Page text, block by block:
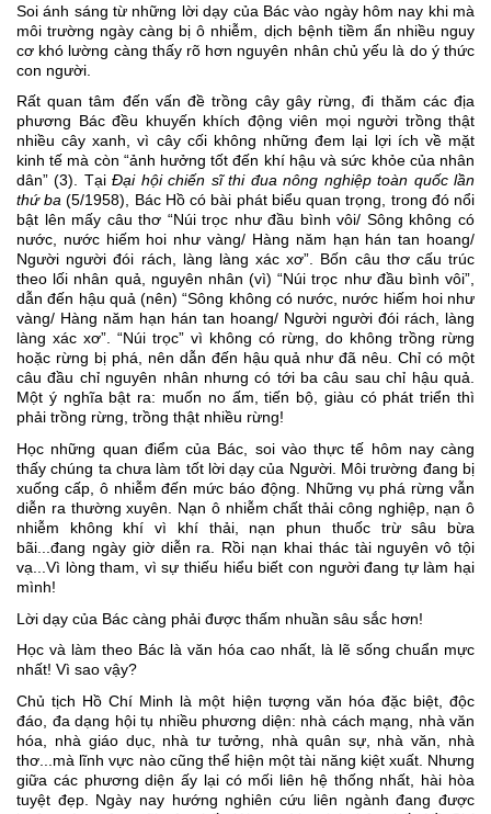
Soi ánh sáng từ những lời dạy của Bác vào ngày hôm nay khi mà
môi trường ngày càng bị ô nhiễm, dịch bệnh tiềm ẩn nhiều nguy
cơ khó lường càng thấy rõ hơn nguyên nhân chủ yếu là do ý thức
con người.
Rất quan tâm đến vấn đề trồng cây gây rừng, đi thăm các địa
phương Bác đều khuyến khích động viên mọi người trồng thật
nhiều cây xanh, vì cây cối không những đem lại lợi ích về mặt
kinh tế mà còn “ảnh hưởng tốt đến khí hậu và sức khỏe của nhân
dân” (3). Tại Đại hội chiến sĩ thi đua nông nghiệp toàn quốc lần
thứ ba (5/1958), Bác Hồ có bài phát biểu quan trọng, trong đó nổi
bật lên mấy câu thơ “Núi trọc như đầu bình vôi/ Sông không có
nước, nước hiếm hoi như vàng/ Hàng năm hạn hán tan hoang/
Người người đói rách, làng làng xác xơ”. Bốn câu thơ cấu trúc
theo lối nhân quả, nguyên nhân (vì) “Núi trọc như đầu bình vôi”,
dẫn đến hậu quả (nên) “Sông không có nước, nước hiếm hoi như
vàng/ Hàng năm hạn hán tan hoang/ Người người đói rách, làng
làng xác xơ”. “Núi trọc” vì không có rừng, do không trồng rừng
hoặc rừng bị phá, nên dẫn đến hậu quả như đã nêu. Chỉ có một
câu đầu chỉ nguyên nhân nhưng có tới ba câu sau chỉ hậu quả.
Một ý nghĩa bật ra: muốn no ấm, tiến bộ, giàu có phát triển thì
phải trồng rừng, trồng thật nhiều rừng!
Học những quan điểm của Bác, soi vào thực tế hôm nay càng
thấy chúng ta chưa làm tốt lời dạy của Người. Môi trường đang bị
xuống cấp, ô nhiễm đến mức báo động. Những vụ phá rừng vẫn
diễn ra thường xuyên. Nạn ô nhiễm chất thải công nghiệp, nạn ô
nhiễm không khí vì khí thải, nạn phun thuốc trừ sâu bừa
bãi...đang ngày giờ diễn ra. Rồi nạn khai thác tài nguyên vô tội
vạ...Vì lòng tham, vì sự thiếu hiểu biết con người đang tự làm hại
mình!
Lời dạy của Bác càng phải được thấm nhuần sâu sắc hơn!
Học và làm theo Bác là văn hóa cao nhất, là lẽ sống chuẩn mực
nhất! Vì sao vậy?
Chủ tịch Hồ Chí Minh là một hiện tượng văn hóa đặc biệt, độc
đáo, đa dạng hội tụ nhiều phương diện: nhà cách mạng, nhà văn
hóa, nhà giáo dục, nhà tư tưởng, nhà quân sự, nhà văn, nhà
thơ...mà lĩnh vực nào cũng thể hiện một tài năng kiệt xuất. Nhưng
giữa các phương diện ấy lại có mối liên hệ thống nhất, hài hòa
tuyệt đẹp. Ngày nay hướng nghiên cứu liên ngành đang được